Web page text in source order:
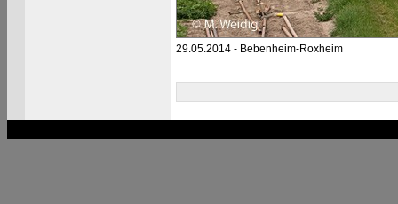
29.05.2014 - Bebenheim-Roxheim